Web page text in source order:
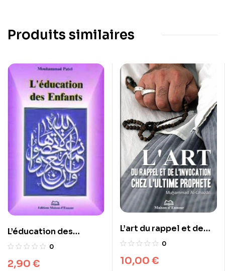
Produits similaires
L’éducation des
enfants
0
2,90 €
L’art du rappel et de
l’invocation chez
0
10,00 €